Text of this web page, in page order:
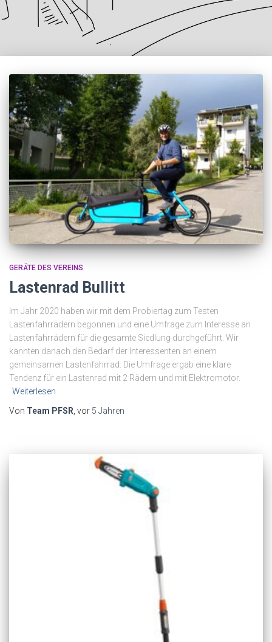
GERÄTE DES VEREINS
Lastenrad Bullitt
Im Jahr 2020 haben wir mit dem Probiertag zum Testen
Lastenfahrrädern begonnen und eine Umfrage zum Interesse an
Lastenfahrrädern für die gesamte Siedlung durchgeführt. Wir
kannten danach den Bedarf der Interessenten an einem
gemeinsamen Lastenfahrrad: Die Umfrage ergab eine klare
Tendenz für ein Lastenrad mit 2 Rädern und mit Elektromotor.
Weiterlesen
Von Team PFSR , vor 5 Jahren